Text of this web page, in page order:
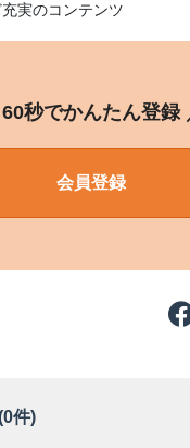
実のコンテンツ
秒でかんたん登録
会員登録
0件)